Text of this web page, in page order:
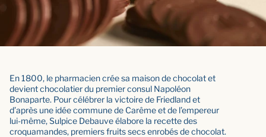
En 1800, le pharmacien crée sa maison de chocolat et
devient chocolatier du premier consul Napoléon
Bonaparte. Pour célébrer la victoire de Friedland et
d’après une idée commune de Carême et de l’empereur
lui-même, Sulpice Debauve élabore la recette des
croquamandes, premiers fruits secs enrobés de chocolat.